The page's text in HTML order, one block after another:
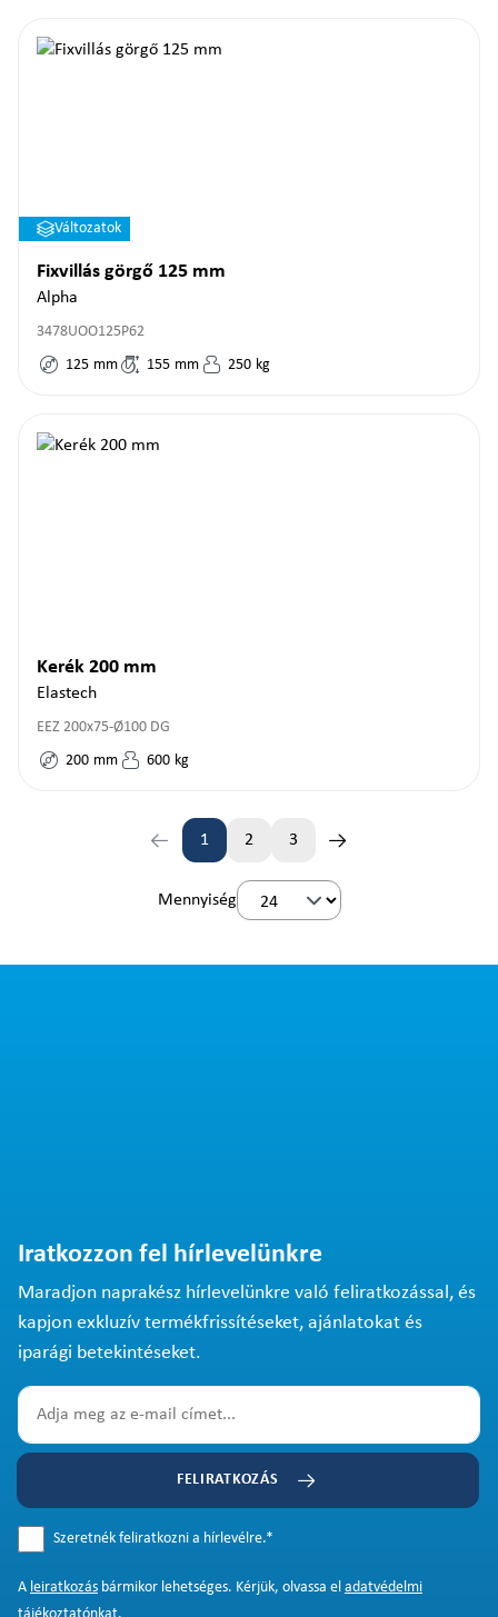
Változatok
Fixvillás görgő 125 mm
Alpha
3478UOO125P62
125 mm 155 mm 250 kg
Kerék 200 mm
Elastech
EEZ 200x75-Ø100 DG
200 mm 600 kg
Oldal
1 2 3
Mennyiség
Iratkozzon fel hírlevelünkre
Maradjon naprakész hírlevelünkre való feliratkozással, és
kapjon exkluzív termékfrissítéseket, ajánlatokat és
iparági betekintéseket.
FELIRATKOZÁS
Szeretnék feliratkozni a hírlevélre.*
A leiratkozás bármikor lehetséges. Kérjük, olvassa el adatvédelmi